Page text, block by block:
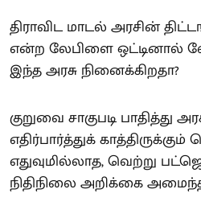
திராவிட மாடல் அரசின்
என்ற லேபிளை ஒட்டினால்
இந்த அரசு நினைக்கிறதா?
குறுவை சாகுபடி பாதித்து
எதிர்பார்த்துக்
எதுவுமில்லாத, வெற்று
நிதிநிலை அறிக்கை